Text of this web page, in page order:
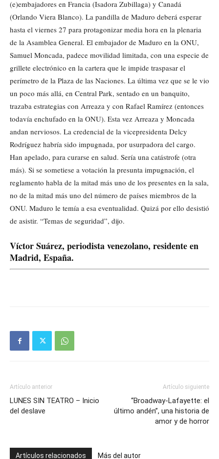
(e)embajadores en Francia (Isadora Zubillaga) y Canadá
(Orlando Viera Blanco). La pandilla de Maduro deberá esperar
hasta el viernes 27 para protagonizar media hora en la plenaria
de la Asamblea General. El embajador de Maduro en la ONU,
Samuel Moncada, padece movilidad limitada, con una especie de
grillete electrónico en la cartera que le impide traspasar el
perímetro de la Plaza de las Naciones. La última vez que se le vio
un poco más allá, en Central Park, sentado en un banquito,
trazaba estrategias con Arreaza y con Rafael Ramírez (entonces
todavía enchufado en la ONU). Esta vez Arreaza y Moncada
andan nerviosos. La credencial de la vicepresidenta Delcy
Rodríguez habría sido impugnada, por usurpadora del cargo.
Han apelado, para curarse en salud. Sería una catástrofe (otra
más). Si se sometiese a votación la presunta impugnación, el
reglamento habla de la mitad más uno de los presentes en la sala,
no de la mitad más uno del número de países miembros de la
ONU. Maduro le temía a esa eventualidad. Quizá por ello desistió
de asistir. “Temas de seguridad”, dijo.
Víctor Suárez, periodista venezolano, residente en
Madrid, España.
Artículo anterior
LUNES SIN TEATRO – Inicio
del deslave
Artículo siguiente
“Broadway-Lafayette: el
último andén”, una historia de
amor y de horror
Artículos relacionados Más del autor